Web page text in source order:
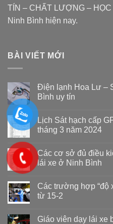
TÍN – CHẤT LƯỢNG –
Ninh Bình hiện nay.
BÀI VIẾT MỚI
Điện lạnh Hoa Lư –
Bình uy tín
Lịch Sát hạch cấp
tháng 3 năm 2024
Các cơ sở đủ điều
lái xe ở Ninh Bình
Các trường hợp “độ
từ 15-2
Giáo viên dạy lái xe